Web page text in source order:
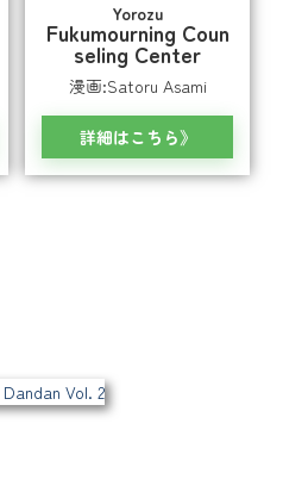
Yorozu
Fukumourning Coun
seling Center
漫画:Satoru Asami
詳細はこちら